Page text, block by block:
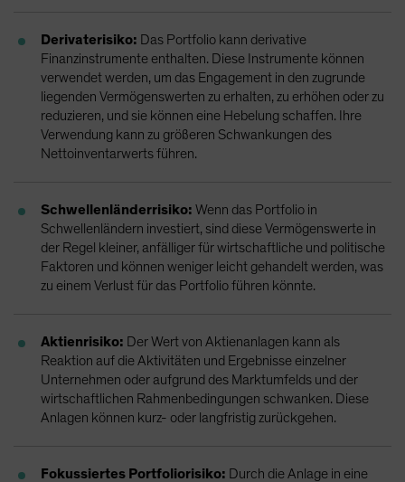
Derivaterisiko: Das Portfolio kann derivative
Finanzinstrumente enthalten. Diese Instrumente können
verwendet werden, um das Engagement in den zugrunde
liegenden Vermögenswerten zu erhalten, zu erhöhen oder zu
reduzieren, und sie können eine Hebelung schaffen. Ihre
Verwendung kann zu größeren Schwankungen des
Nettoinventarwerts führen.
Schwellenländerrisiko: Wenn das Portfolio in
Schwellenländern investiert, sind diese Vermögenswerte in
der Regel kleiner, anfälliger für wirtschaftliche und politische
Faktoren und können weniger leicht gehandelt werden, was
zu einem Verlust für das Portfolio führen könnte.
Aktienrisiko: Der Wert von Aktienanlagen kann als
Reaktion auf die Aktivitäten und Ergebnisse einzelner
Unternehmen oder aufgrund des Marktumfelds und der
wirtschaftlichen Rahmenbedingungen schwanken. Diese
Anlagen können kurz- oder langfristig zurückgehen.
Fokussiertes Portfoliorisiko: Durch die Anlage in eine